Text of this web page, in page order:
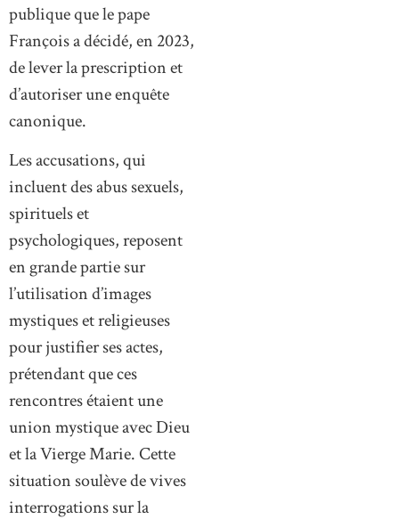
publique que le pape
François a décidé, en 2023,
de lever la prescription et
d’autoriser une enquête
canonique.
Les accusations, qui
incluent des abus sexuels,
spirituels et
psychologiques, reposent
en grande partie sur
l’utilisation d’images
mystiques et religieuses
pour justifier ses actes,
prétendant que ces
rencontres étaient une
union mystique avec Dieu
et la Vierge Marie. Cette
situation soulève de vives
interrogations sur la